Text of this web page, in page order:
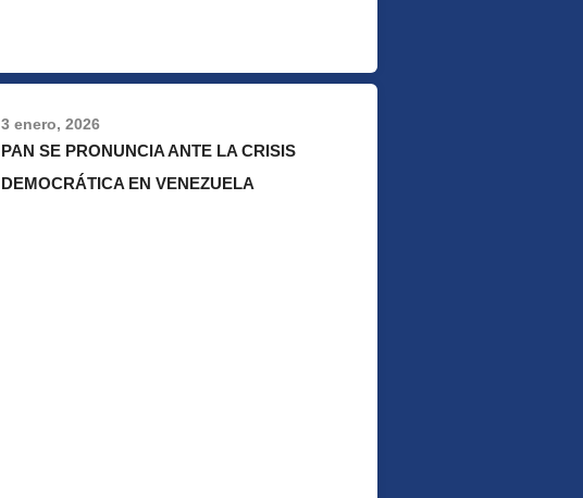
3 enero, 2026
PAN SE PRONUNCIA ANTE LA CRISIS
DEMOCRÁTICA EN VENEZUELA